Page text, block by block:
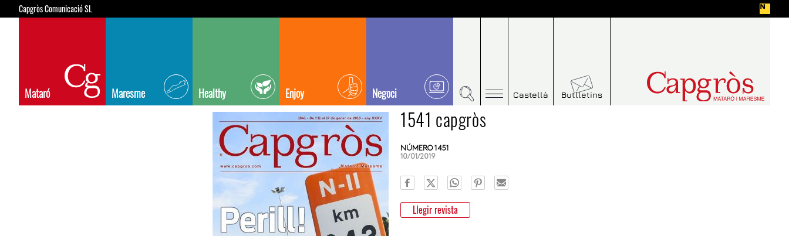
Capgròs Comunicació SL
Mataró Maresme Healthy Enjoy Negoci Castellà Butlletins
1541 capgròs
NÚMERO 1451
10/01/2019
Llegir revista